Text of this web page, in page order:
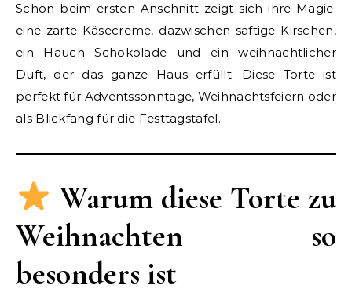
Schon beim ersten Anschnitt zeigt sich ihre Magie:
eine zarte Käsecreme, dazwischen saftige Kirschen,
ein Hauch Schokolade und ein weihnachtlicher
Duft, der das ganze Haus erfüllt. Diese Torte ist
perfekt für Adventssonntage, Weihnachtsfeiern oder
als Blickfang für die Festtagstafel.
Warum diese Torte zu
Weihnachten so
besonders ist